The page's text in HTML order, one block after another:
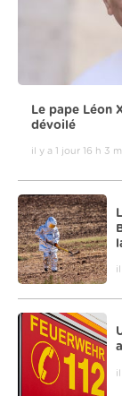
Le pape Léon
dévoilé
il y a 1 jour 16 h 3